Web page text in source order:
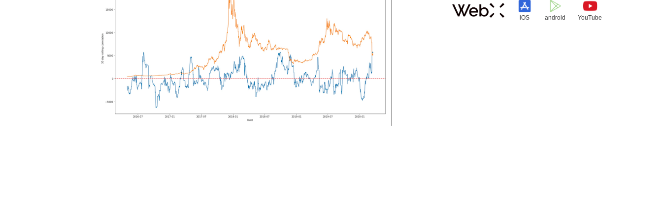
iOS android YouTube